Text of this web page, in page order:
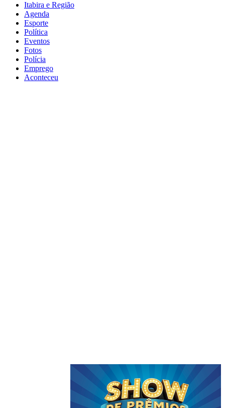
Itabira e Região
Agenda
Esporte
Política
Eventos
Fotos
Polícia
Emprego
Aconteceu